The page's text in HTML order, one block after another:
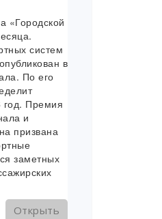
«Городской
систем
в
По его
год. Премия
и
призвана
заметных
Открыть